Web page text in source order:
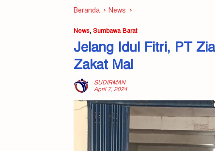
Beranda News
News, Sumbawa Barat
Jelang Idul Fitri, PT
Zakat Mal
SUDIRMAN
April 7, 2024